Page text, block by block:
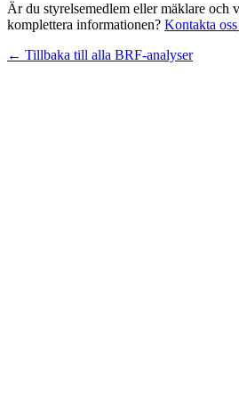
Är du styrelsemedlem eller mäklare och
komplettera informationen? Kontakta
← Tillbaka till alla BRF-analyser